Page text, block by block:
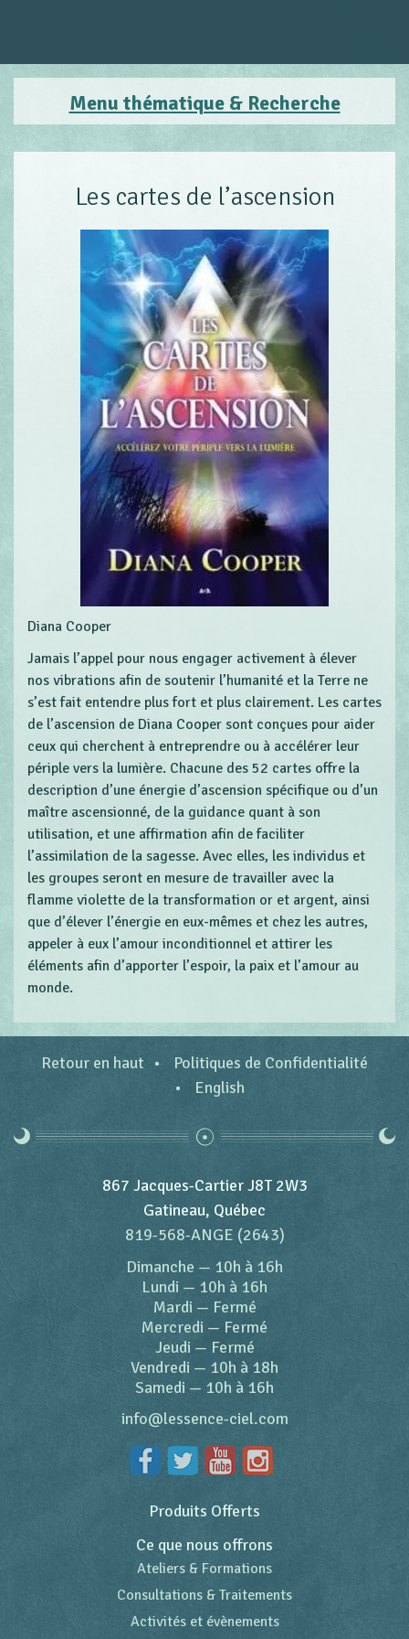
Menu thématique & Recherche
Les cartes de l’ascension
Diana Cooper
Jamais l’appel pour nous engager activement à élever
nos vibrations afin de soutenir l’humanité et la Terre ne
s’est fait entendre plus fort et plus clairement. Les cartes
de l’ascension de Diana Cooper sont conçues pour aider
ceux qui cherchent à entreprendre ou à accélérer leur
périple vers la lumière. Chacune des 52 cartes offre la
description d’une énergie d’ascension spécifique ou d’un
maître ascensionné, de la guidance quant à son
utilisation, et une affirmation afin de faciliter
l’assimilation de la sagesse. Avec elles, les individus et
les groupes seront en mesure de travailler avec la
flamme violette de la transformation or et argent, ainsi
que d’élever l’énergie en eux-mêmes et chez les autres,
appeler à eux l’amour inconditionnel et attirer les
éléments afin d’apporter l’espoir, la paix et l’amour au
monde.
Retour en haut
Politiques de Confidentialité
English
867 Jacques-Cartier J8T 2W3
Gatineau, Québec
819-568-ANGE (2643)
Dimanche — 10h à 16h
Lundi — 10h à 16h
Mardi — Fermé
Mercredi — Fermé
Jeudi — Fermé
Vendredi — 10h à 18h
Samedi — 10h à 16h
info@lessence-ciel.com
Produits Offerts
Ce que nous offrons
Ateliers & Formations
Consultations & Traitements
Activités et évènements